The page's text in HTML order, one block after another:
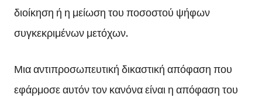
διοίκηση ή η μείωση του ποσοστού ψήφων
συγκεκριμένων μετόχων.
Μια αντιπροσωπευτική δικαστική απόφαση που
εφάρμοσε αυτόν τον κανόνα είναι η απόφαση του